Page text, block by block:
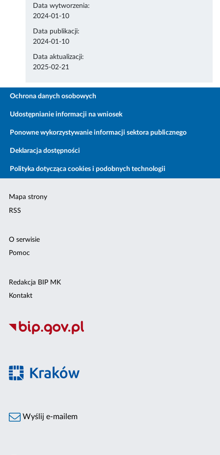
Data wytworzenia:
2024-01-10
Data publikacji:
2024-01-10
Data aktualizacji:
2025-02-21
Ochrona danych osobowych
Udostępnianie informacji na wniosek
Ponowne wykorzystywanie informacji sektora publicznego
Deklaracja dostępności
Polityka dotycząca cookies i podobnych technologii
Mapa strony
RSS
O serwisie
Pomoc
Redakcja BIP MK
Kontakt
Wyślij e-mailem